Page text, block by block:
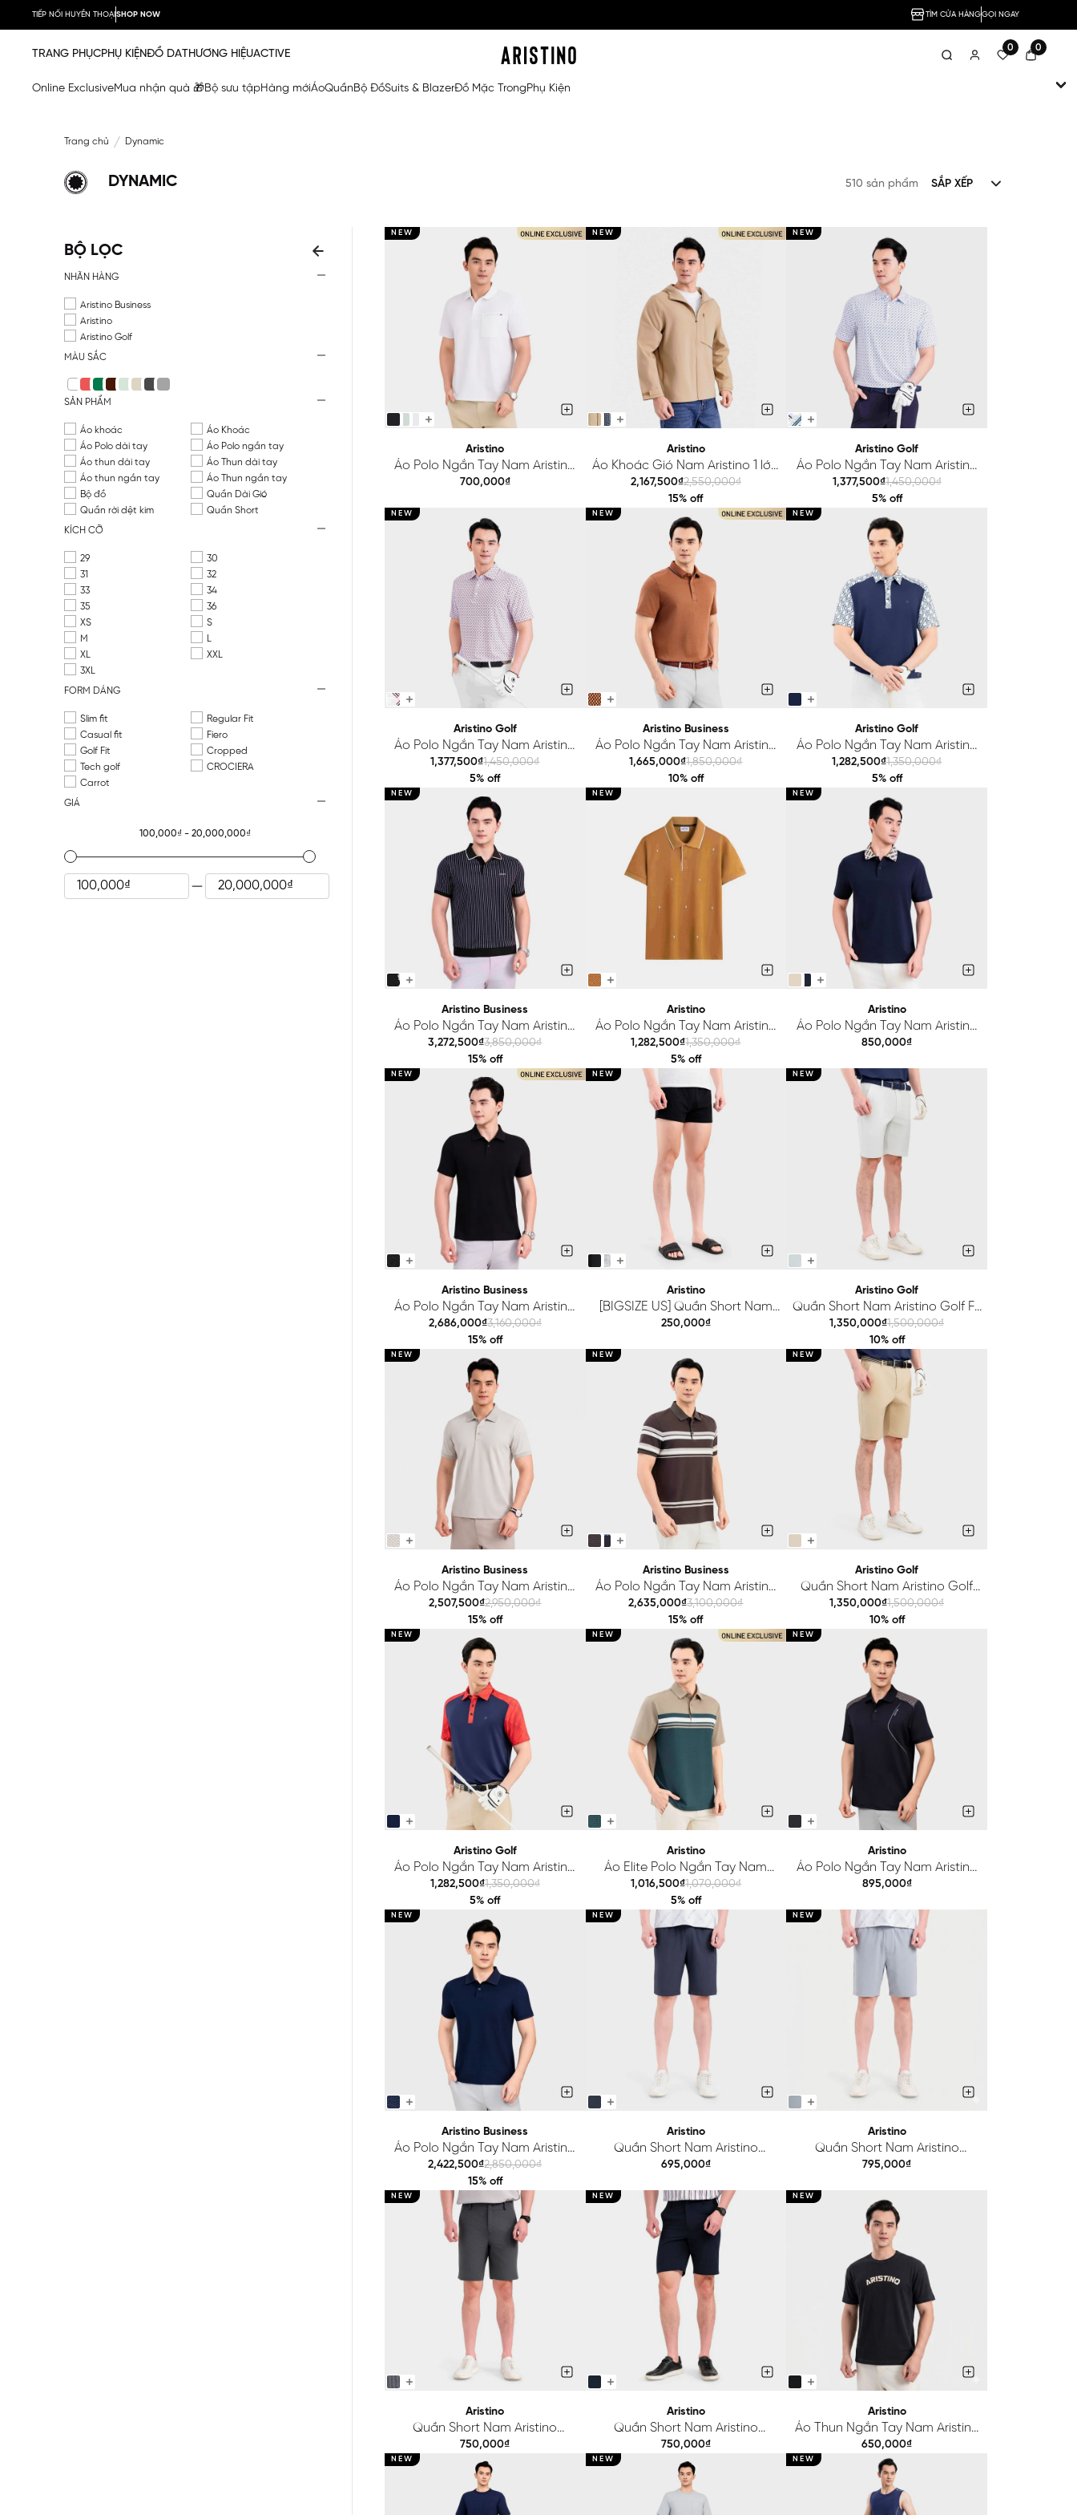
TIẾP NỐI HUYỀN THOẠISHOP NOW TÌM CỬA HÀNGGỌI NGAY
0 0
TRANG PHỤCPHỤ KIỆNĐỒ DATHƯƠNG HIỆUACTIVE
Online ExclusiveMua nhận quà 🎁Bộ sưu tậpHàng mớiÁoQuầnBộ ĐồSuits & BlazerĐồ Mặc TrongPhụ Kiện
Trang chủ Dynamic
DYNAMIC 510 sản phẩm SẮP XẾP
BỘ LỌC
NHÃN HÀNG
Aristino Business
Aristino
Aristino Golf
MÀU SẮC
SẢN PHẨM
Áo khoác
Áo Khoác
Áo Polo dài tay
Áo Polo ngắn tay
Áo thun dài tay
Áo Thun dài tay
Áo thun ngắn tay
Áo Thun ngắn tay
Bộ đồ
Quần Dài Gió
Quần rời dệt kim
Quần Short
KÍCH CỠ
29
30
31
32
33
34
35
36
XS
S
M
L
XL
XXL
3XL
FORM DÁNG
Slim fit
Regular Fit
Casual fit
Fiero
Golf Fit
Cropped
Tech golf
CROCIERA
Carrot
GIÁ
NEW
Aristino
Áo Polo Ngắn Tay Nam Aristino
Regular APS615EDP01
700,000₫
NEW
Aristino
Áo Khoác Gió Nam Aristino 1 lớp
Regular Fit AJK605EDP01
2,167,500₫2,550,000₫
15% off
NEW
Aristino Golf
Áo Polo Ngắn Tay Nam Aristino
Golf Regular APSG45AAH2
1,377,500₫1,450,000₫
5% off
NEW
Aristino Golf
Áo Polo Ngắn Tay Nam Aristino
Golf Regular APSG46AAH2
1,377,500₫1,450,000₫
5% off
NEW
Aristino Business
Áo Polo Ngắn Tay Nam Aristino
Business Relax 1PS601EDP01
1,665,000₫1,850,000₫
10% off
NEW
Aristino Golf
Áo Polo Ngắn Tay Nam Aristino
Golf Regular APSG65AAH2
1,282,500₫1,350,000₫
5% off
NEW
Aristino Business
Áo Polo Ngắn Tay Nam Aristino
Business Regular 1PS215SAH2
3,272,500₫3,850,000₫
15% off
NEW
Aristino
Áo Polo Ngắn Tay Nam Aristino
Regular APS251SAH2
1,282,500₫1,350,000₫
5% off
NEW
Aristino
Áo Polo Ngắn Tay Nam Aristino
Regular APS250SAH2
850,000₫
NEW
Aristino Business
Áo Polo Ngắn Tay Nam Aristino
Business Regular 1PS602EDP01
2,686,000₫3,160,000₫
15% off
NEW
Aristino
[BIGSIZE US] Quần Short Nam
Aristino Regular Fit ABS621EGP01
250,000₫
NEW
Aristino Golf
Quần Short Nam Aristino Golf Fit
ASOG01AAH2
1,350,000₫1,500,000₫
10% off
NEW
Aristino Business
Áo Polo Ngắn Tay Nam Aristino
Business Regular 1PS061SAH2
2,507,500₫2,950,000₫
15% off
NEW
Aristino Business
Áo Polo Ngắn Tay Nam Aristino
Business Regular 1PS060SAH2
2,635,000₫3,100,000₫
15% off
NEW
Aristino Golf
Quần Short Nam Aristino Golf
Golf Fit ASOG02AAH2
1,350,000₫1,500,000₫
10% off
NEW
Aristino Golf
Áo Polo Ngắn Tay Nam Aristino
Golf Regular APSG64AAH2
1,282,500₫1,350,000₫
5% off
NEW
Aristino
Áo Elite Polo Ngắn Tay Nam
Aristino Regular Fit
APS603EGP01
1,016,500₫1,070,000₫
5% off
NEW
Aristino
Áo Polo Ngắn Tay Nam Aristino
Regular APS239SAH2
895,000₫
NEW
Aristino Business
Áo Polo Ngắn Tay Nam Aristino
Business Regular 1PS221SAH2
2,422,500₫2,850,000₫
15% off
NEW
Aristino
Quần Short Nam Aristino
Regular Fit ASO237SAH2
695,000₫
NEW
Aristino
Quần Short Nam Aristino
Regular Fit ASO241SAH2
795,000₫
NEW
Aristino
Quần Short Nam Aristino
Regular ASO143FAH2
750,000₫
NEW
Aristino
Quần Short Nam Aristino
Regular ASO141FAH2
750,000₫
NEW
Aristino
Áo Thun Ngắn Tay Nam Aristino
Relax ATS213SAH0
650,000₫
NEW NEW NEW